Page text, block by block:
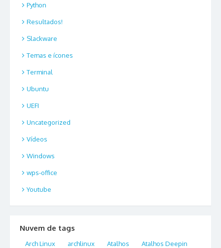
Python
Resultados!
Slackware
Temas e ícones
Terminal
Ubuntu
UEFI
Uncategorized
Vídeos
Windows
wps-office
Youtube
Nuvem de tags
Arch Linux archlinux Atalhos
Atalhos Deepin